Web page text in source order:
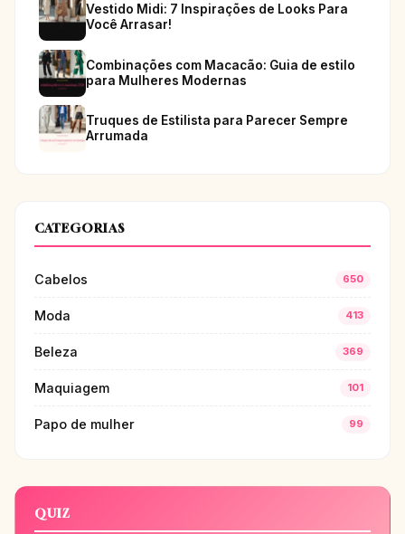
Vestido Midi: 7 Inspirações de Looks Para
Você Arrasar!
Combinações com Macacão: Guia de estilo
para Mulheres Modernas
Truques de Estilista para Parecer Sempre
Arrumada
CATEGORIAS
Cabelos 650
Moda 413
Beleza 369
Maquiagem 101
Papo de mulher 99
QUIZ